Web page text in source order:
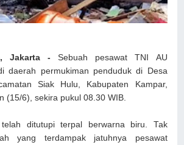
Jakarta - Sebuah pesawat TNI AU
daerah permukiman penduduk di Desa
Siak Hulu, Kabupaten Kampar,
(15/6), sekira pukul 08.30 WIB.
ditutupi terpal berwarna biru. Tak
yang terdampak jatuhnya pesawat